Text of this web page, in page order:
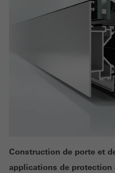
Construction de porte et
applications de protection
Les cookies requis (essentiels,
peuvent pas être désactivés
Les cookies sont techniquement
fonctionnement des sites web
désactivés. Sans ces cookies,
ou des services souhaités ne
´utilisation du site web et pour
évaluant les campagnes qui ont